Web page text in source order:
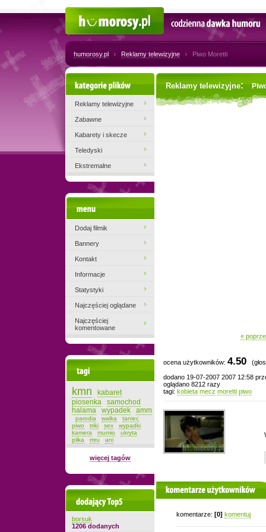
Codzienna dawka humoru
humorosy.pl Reklamy telewizyjne Piwo Moretti
Reklamy telewizyjne:
«
ocena użytkowników: 4.50
dodano 19-07-2007 2007 12:58
oglądano 8212 razy
tagi: kobieta mecz moretti piwo
komentarze użytkowników
komentarze: [0] komentuj
Kategorie plików
Reklamy telewizyjne
Zabawne
Kabarety i skecze
Teledyski
Ekstremalne
Dodaj filmik
Bannery
Kontakt
Informacje
Statystyki
Najczęściej oglądane
Najczęściej
komentowane
kmn
kabaret
piosenka
samochod
halama
wypadek amm
parodia walka
taniec
piwo
triki sex
wypadki
kamera
mumio
ukryta
pilka
mru ani
więcej tagów
Dodający top-5
borsuk
1206 dodanych